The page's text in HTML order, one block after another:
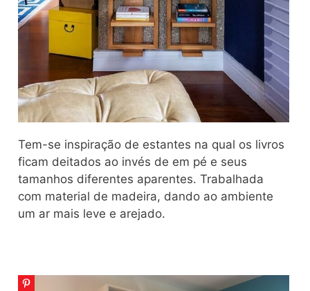
Tem-se inspiração de estantes na qual os livros
ficam deitados ao invés de em pé e seus
tamanhos diferentes aparentes. Trabalhada
com material de madeira, dando ao ambiente
um ar mais leve e arejado.